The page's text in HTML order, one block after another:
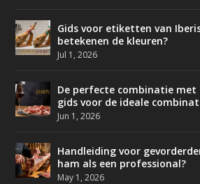
Gids voor etiketten van
betekenen de kleuren?
Jul 1, 2026
De perfecte combinatie met
gids voor de ideale
Jun 1, 2026
Handleiding voor
ham als een professional?
May 1, 2026